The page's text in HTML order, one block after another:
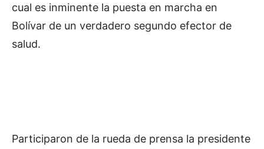
cual es inminente la puesta en marcha en
Bolívar de un verdadero segundo efector de
salud.
Participaron de la rueda de prensa la presidente